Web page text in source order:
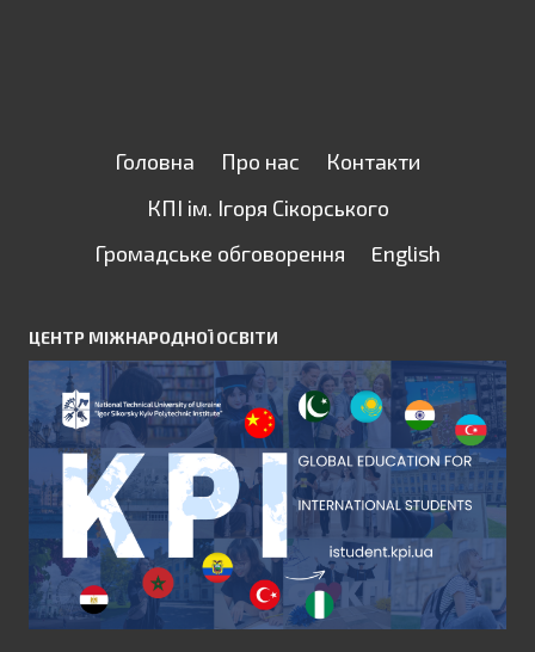
Головна Про нас
Контакти
КПІ ім. Ігоря Сікорського
Громадське обговорення
English
ЦЕНТР МІЖНАРОДНОЇ ОСВІТИ